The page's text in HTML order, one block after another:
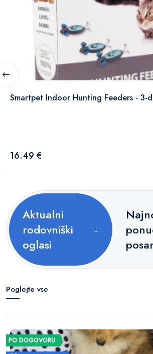
Smartpet Indoor Hunting Feeders - 3-
16.49 €
Aktualni
rodovniški
oglasi
Poglejte vse
PO DOGOVORU